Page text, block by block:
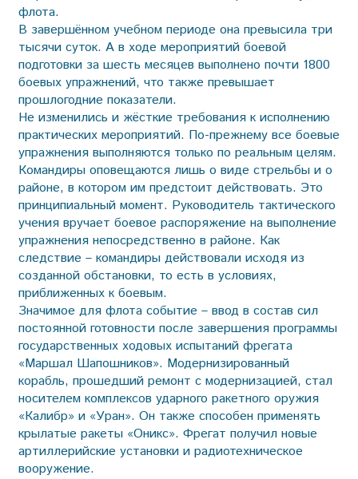
флота.
В завершённом учебном периоде она превысила три
тысячи суток. А в ходе мероприятий боевой
подготовки за шесть месяцев выполнено почти 1800
боевых упражнений, что также превышает
прошлогодние показатели.
Не изменились и жёсткие требования к исполнению
практических мероприятий. По-прежнему все боевые
упражнения выполняются только по реальным целям.
Командиры оповещаются лишь о виде стрельбы и о
районе, в котором им предстоит действовать. Это
принципиальный момент. Руководитель тактического
учения вручает боевое распоряжение на выполнение
упражнения непосредственно в районе. Как
следствие – командиры действовали исходя из
созданной обстановки, то есть в условиях,
приближенных к боевым.
Значимое для флота событие – ввод в состав сил
постоянной готовности после завершения программы
государственных ходовых испытаний фрегата
«Маршал Шапошников». Модернизированный
корабль, прошедший ремонт с модернизацией, стал
носителем комплексов ударного ракетного оружия
«Калибр» и «Уран». Он также способен применять
крылатые ракеты «Оникс». Фрегат получил новые
артиллерийские установки и радиотехническое
вооружение.